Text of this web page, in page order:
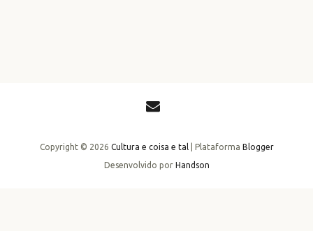
Copyright © 2026 Cultura e coisa e tal| Plataforma Blogger
Desenvolvido por Handson